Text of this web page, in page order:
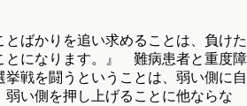
とばかりを追い求めることは、負けた
とになります。』 難病患者と重度障
戦を闘うということは、弱い側に自
弱い側を押し上げることに他ならな